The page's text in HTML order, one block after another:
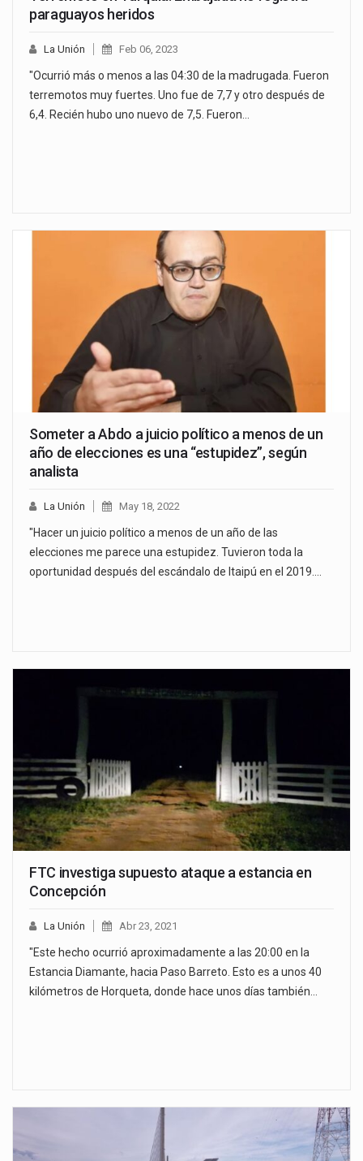
paraguayos heridos
La Unión Feb 06, 2023
"Ocurrió más o menos a las 04:30 de la madrugada. Fueron
terremotos muy fuertes. Uno fue de 7,7 y otro después de
6,4. Recién hubo uno nuevo de 7,5. Fueron…
Someter a Abdo a juicio político a menos de un
año de elecciones es una “estupidez”, según
analista
La Unión May 18, 2022
"Hacer un juicio político a menos de un año de las
elecciones me parece una estupidez. Tuvieron toda la
oportunidad después del escándalo de Itaipú en el 2019.…
FTC investiga supuesto ataque a estancia en
Concepción
La Unión Abr 23, 2021
"Este hecho ocurrió aproximadamente a las 20:00 en la
Estancia Diamante, hacia Paso Barreto. Esto es a unos 40
kilómetros de Horqueta, donde hace unos días también…